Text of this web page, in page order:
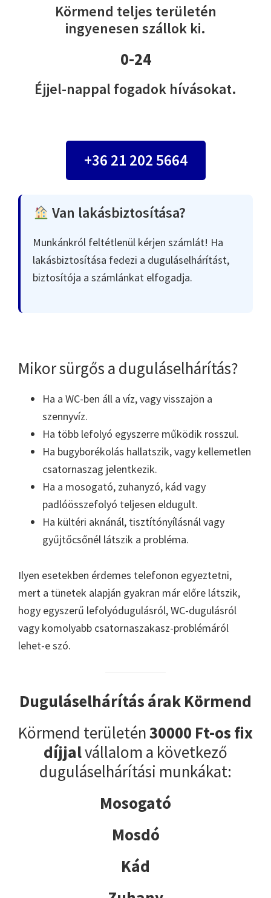
Körmend teljes területén
ingyenesen szállok ki.
0-24
Éjjel-nappal fogadok hívásokat.
+36 21 202 5664
Van lakásbiztosítása?
Munkánkról feltétlenül kérjen számlát! Ha
lakásbiztosítása fedezi a duguláselhárítást,
biztosítója a számlánkat elfogadja.
Mikor sürgős a duguláselhárítás?
Ha a WC-ben áll a víz, vagy visszajön a
szennyvíz.
Ha több lefolyó egyszerre működik rosszul.
Ha bugyborékolás hallatszik, vagy kellemetlen
csatornaszag jelentkezik.
Ha a mosogató, zuhanyzó, kád vagy
padlóösszefolyó teljesen eldugult.
Ha kültéri aknánál, tisztítónyílásnál vagy
gyűjtőcsőnél látszik a probléma.
Ilyen esetekben érdemes telefonon egyeztetni,
mert a tünetek alapján gyakran már előre látszik,
hogy egyszerű lefolyódugulásról, WC-dugulásról
vagy komolyabb csatornaszakasz-problémáról
lehet-e szó.
Duguláselhárítás árak Körmend
Körmend területén30000 Ft-os fix
díjjalvállalom a következő
duguláselhárítási munkákat:
Mosogató
Mosdó
Kád